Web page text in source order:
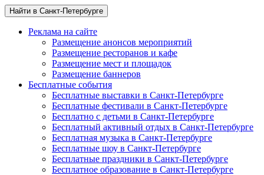
Найти в Санкт-Петербурге
Реклама на сайте
Размещение анонсов мероприятий
Размещение ресторанов и кафе
Размещение мест и площадок
Размещение баннеров
Бесплатные события
Бесплатные выставки в Санкт-Петербурге
Бесплатные фестивали в Санкт-Петербурге
Бесплатно с детьми в Санкт-Петербурге
Бесплатный активный отдых в Санкт-Петербурге
Бесплатная музыка в Санкт-Петербурге
Бесплатные шоу в Санкт-Петербурге
Бесплатные праздники в Санкт-Петербурге
Бесплатное образование в Санкт-Петербурге